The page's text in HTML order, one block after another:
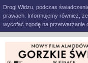
Drogi Widzu, podczas
prawach. Informujemy również,
wycofać zgodę na przetwarzanie